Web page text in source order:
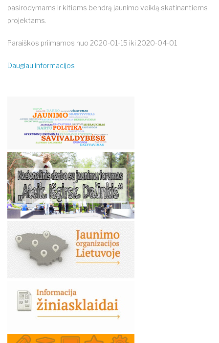
pasirodymams ir kitiems bendrą jaunimo veiklą skatinantiems
projektams.
Paraiškos priimamos nuo 2020-01-15 iki 2020-04-01
Daugiau informacijos